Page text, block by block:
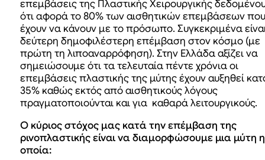
επεμβάσεις της Πλαστικής Χειρουργικής
ότι αφορά το 80% των αισθητικών επεμβάσεων που
έχουν να κάνουν με το πρόσωπο. Συγκεκριμένα
δεύτερη δημοφιλέστερη επέμβαση στον κόσμο (με
πρώτη τη λιποαναρρόφηση). Στην Ελλάδα αξίζει να
σημειώσουμε ότι τα τελευταία πέντε χρόνια οι
επεμβάσεις πλαστικής της μύτης έχουν αυξηθεί
35% καθώς εκτός από αισθητικούς λόγους
πραγματοποιούνται και για καθαρά λειτουργικούς.
Ο κύριος στόχος μας κατά την επέμβαση της
ρινοπλαστικής είναι να διαμορφώσουμε μια μύτη η
οποία: